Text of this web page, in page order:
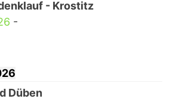
- Krostitz
-
Düben